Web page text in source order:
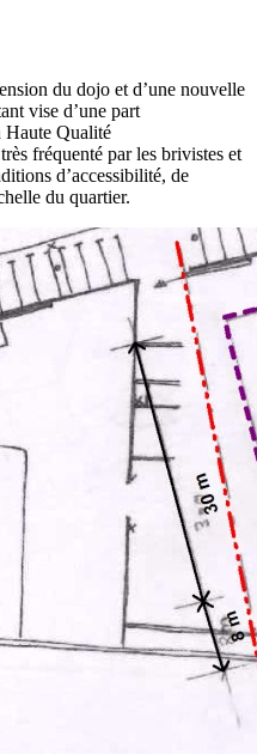
du dojo et d’une nouvelle
vise d’une part
Haute Qualité
fréquenté par les brivistes et
d’accessibilité, de
du quartier.